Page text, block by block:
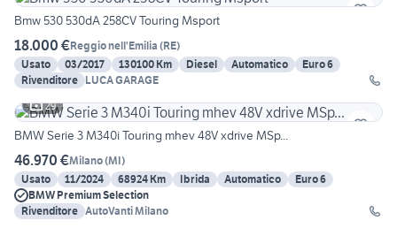
Bmw 530 530dA 258CV Touring Msport
18.000 €Reggio nell'Emilia (RE)
Usato
03/2017 130100 Km Diesel Automatico
Euro 6
Rivenditore LUCA GARAGE
29
BMW Serie 3 M340i Touring mhev 48V xdrive MSp...
46.970 €Milano(MI)
Usato
11/2024 68924 Km Ibrida Automatico
Euro 6
BMW Premium Selection
Rivenditore AutoVanti Milano